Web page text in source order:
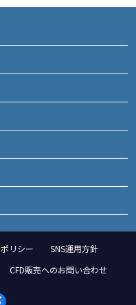
リシー
SNS運用方針
CFD販売へのお問い合わせ